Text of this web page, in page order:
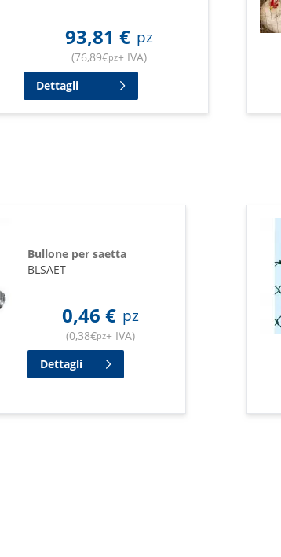
93,81 € pz
(76,89€pz+ IVA)
Dettagli
Bullone per saetta
BLSAET
0,46 € pz
(0,38€pz+ IVA)
Dettagli